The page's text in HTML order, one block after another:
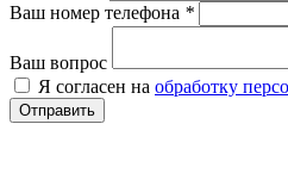
Ваш номер телефона *
Ваш вопрос
Я согласен на обработку
Отправить